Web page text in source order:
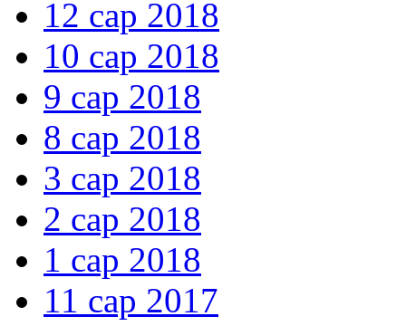
12 сар 2018
10 сар 2018
9 сар 2018
8 сар 2018
3 сар 2018
2 сар 2018
1 сар 2018
11 сар 2017